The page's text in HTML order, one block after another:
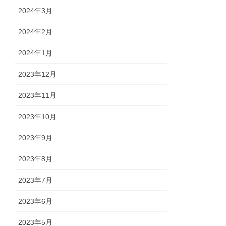
2024年3月
2024年2月
2024年1月
2023年12月
2023年11月
2023年10月
2023年9月
2023年8月
2023年7月
2023年6月
2023年5月